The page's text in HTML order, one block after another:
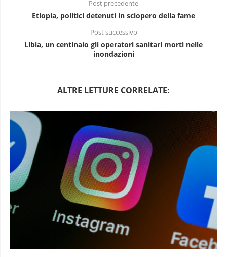
Post precedente
Etiopia, politici detenuti in sciopero della fame
Post successivo
Libia, un centinaio gli operatori sanitari morti nelle
inondazioni
ALTRE LETTURE CORRELATE: